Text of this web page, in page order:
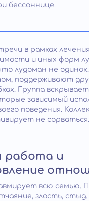
бессоннице.
в рамках
и иных форм
лудоман не
поддерживают
Группа
зависимый
поведения.
не сорваться.
работа и
всю семью.
злость,